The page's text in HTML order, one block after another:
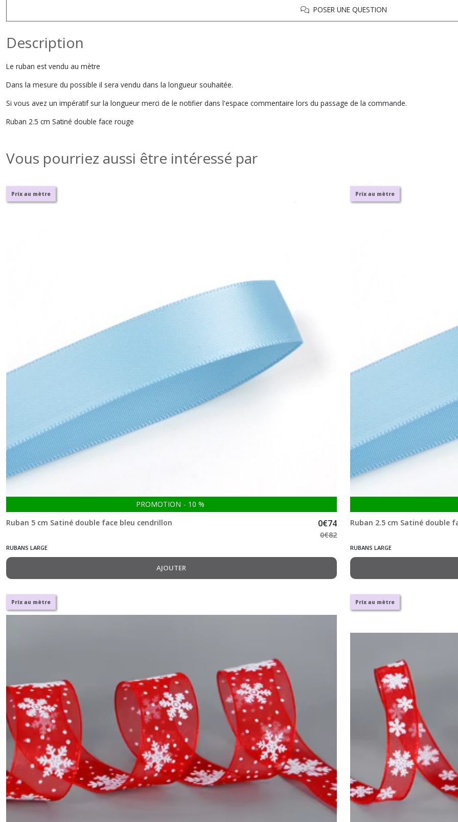
POSER UNE QUESTION
Description
Le ruban est vendu au mètre
Dans la mesure du possible il sera vendu dans la longueur souhaitée.
Si vous avez un impératif sur la longueur merci de le notifier dans l'espace commentaire lors du passage de la commande.
Ruban 2.5 cm Satiné double face rouge
Vous pourriez aussi être intéressé par
Prix au mètre
PROMOTION - 10 %
Ruban 5 cm Satiné double face bleu cendrillon
0€74
0€82
RUBANS LARGE
AJOUTER
Prix au mètre
Ruban 2.5 cm Satiné double
RUBANS LARGE
Prix au mètre Prix au mètre